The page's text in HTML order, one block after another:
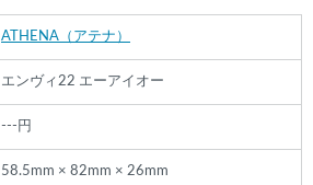
ATHENA（アテナ）
エンヴィ22 エーアイオー
---円
58.5mm × 82mm × 26mm